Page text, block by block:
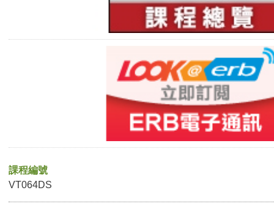
課程編號
VT064DS